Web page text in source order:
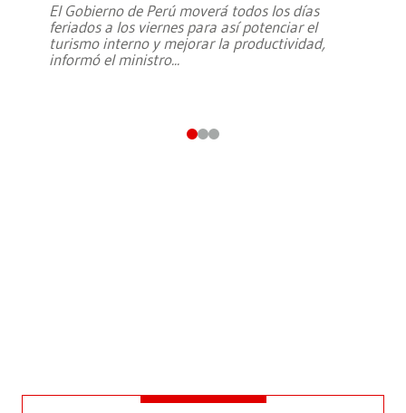
El Gobierno de Perú moverá todos los días
feriados a los viernes para así potenciar el
turismo interno y mejorar la productividad,
informó el ministro...